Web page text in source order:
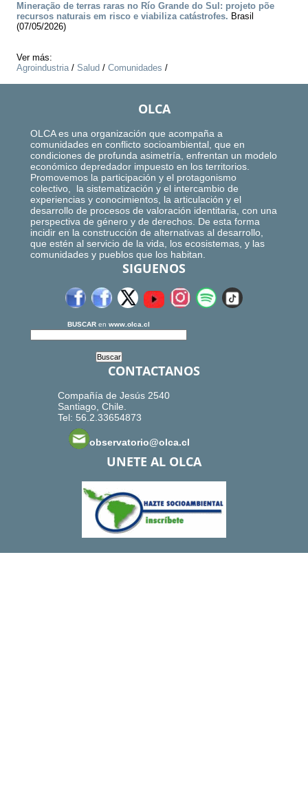
Mineração de terras raras no Río Grande do Sul: projeto põe
recursos naturais em risco e viabiliza catástrofes. Brasil
(07/05/2026)
Ver más:
Agroindustria/ Salud / Comunidades /
OLCA
OLCA es una organización que acompaña a
comunidades en conflicto socioambiental, que en
condiciones de profunda asimetría, enfrentan un modelo
económico depredador impuesto en los territorios.
Promovemos la participación y el protagonismo
colectivo, la sistematización y el intercambio de
experiencias y conocimientos, la articulación y el
desarrollo de procesos de valoración identitaria, con una
perspectiva de género y de derechos. De esta forma
incidir en la construcción de alternativas al desarrollo,
que estén al servicio de la vida, los ecosistemas, y las
comunidades y pueblos que los habitan.
SIGUENOS
BUSCAR en www.olca.cl
CONTACTANOS
Compañía de Jesús 2540
Santiago, Chile.
Tel: 56.2.33654873
observatorio@olca.cl
UNETE AL OLCA